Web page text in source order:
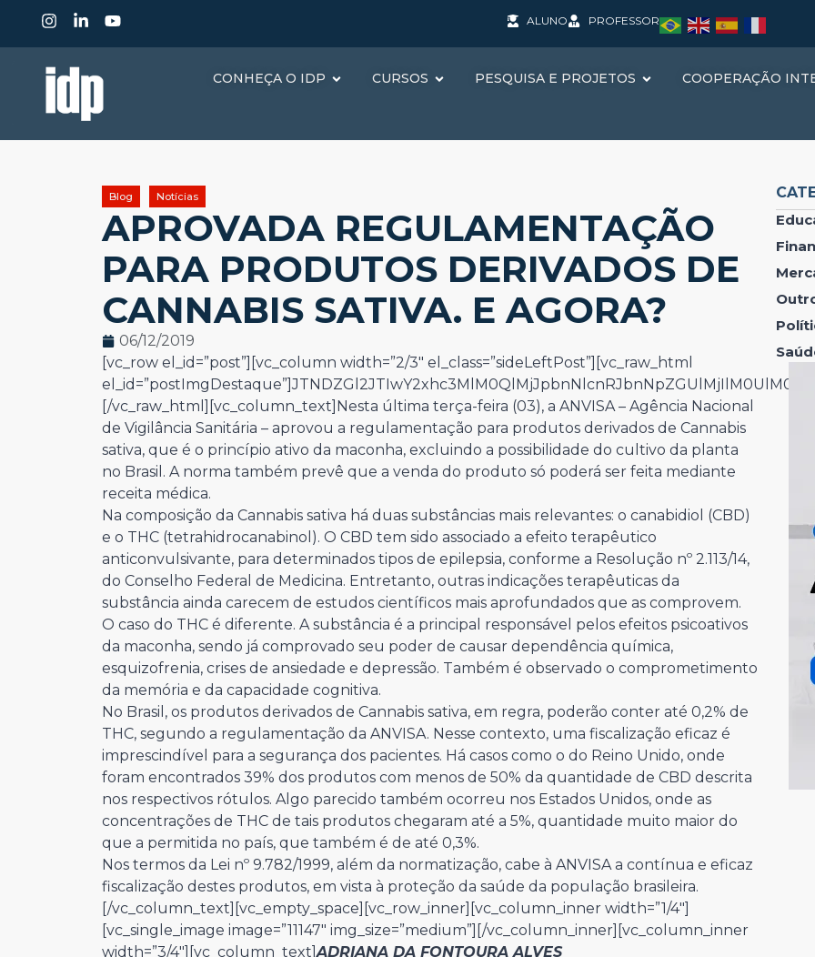
ALUNO PROFESSOR
CONHEÇA O IDP CURSOS PESQUISA E PROJETOS COOPERAÇÃO
Blog Notícias
APROVADA REGULAMENTAÇÃO
PARA PRODUTOS DERIVADOS DE
CANNABIS SATIVA. E AGORA?
06/12/2019
[vc_row el_id=”post”][vc_column width=”2/3″ el_class=”sideLeftPost”][vc_raw_html
[/vc_raw_html][vc_column_text]Nesta última terça-feira (03), a ANVISA – Agência Nacional
de Vigilância Sanitária – aprovou a regulamentação para produtos derivados de Cannabis
sativa, que é o princípio ativo da maconha, excluindo a possibilidade do cultivo da planta
no Brasil. A norma também prevê que a venda do produto só poderá ser feita mediante
receita médica.
Na composição da Cannabis sativa há duas substâncias mais relevantes: o canabidiol (CBD)
e o THC (tetrahidrocanabinol). O CBD tem sido associado a efeito terapêutico
anticonvulsivante, para determinados tipos de epilepsia, conforme a Resolução nº 2.113/14,
do Conselho Federal de Medicina. Entretanto, outras indicações terapêuticas da
substância ainda carecem de estudos científicos mais aprofundados que as comprovem.
O caso do THC é diferente. A substância é a principal responsável pelos efeitos psicoativos
da maconha, sendo já comprovado seu poder de causar dependência química,
esquizofrenia, crises de ansiedade e depressão. Também é observado o comprometimento
da memória e da capacidade cognitiva.
No Brasil, os produtos derivados de Cannabis sativa, em regra, poderão conter até 0,2% de
THC, segundo a regulamentação da ANVISA. Nesse contexto, uma fiscalização eficaz é
imprescindível para a segurança dos pacientes. Há casos como o do Reino Unido, onde
foram encontrados 39% dos produtos com menos de 50% da quantidade de CBD descrita
nos respectivos rótulos. Algo parecido também ocorreu nos Estados Unidos, onde as
concentrações de THC de tais produtos chegaram até a 5%, quantidade muito maior do
que a permitida no país, que também é de até 0,3%.
Nos termos da Lei nº 9.782/1999, além da normatização, cabe à ANVISA a contínua e eficaz
fiscalização destes produtos, em vista à proteção da saúde da população brasileira.
[/vc_column_text][vc_empty_space][vc_row_inner][vc_column_inner width=”1/4″]
[vc_single_image image=”11147″ img_size=”medium”][/vc_column_inner][vc_column_inner
width=”3/4″][vc_column_text]ADRIANA DA FONTOURA ALVES